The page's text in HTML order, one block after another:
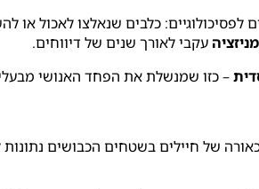
כלבים שנאלצו לאכול או
עקבי לאורך שנים של דיווחים.
– כזו שמנשלת את הפחד האנושי
של חיילים בשטחים הכבושים